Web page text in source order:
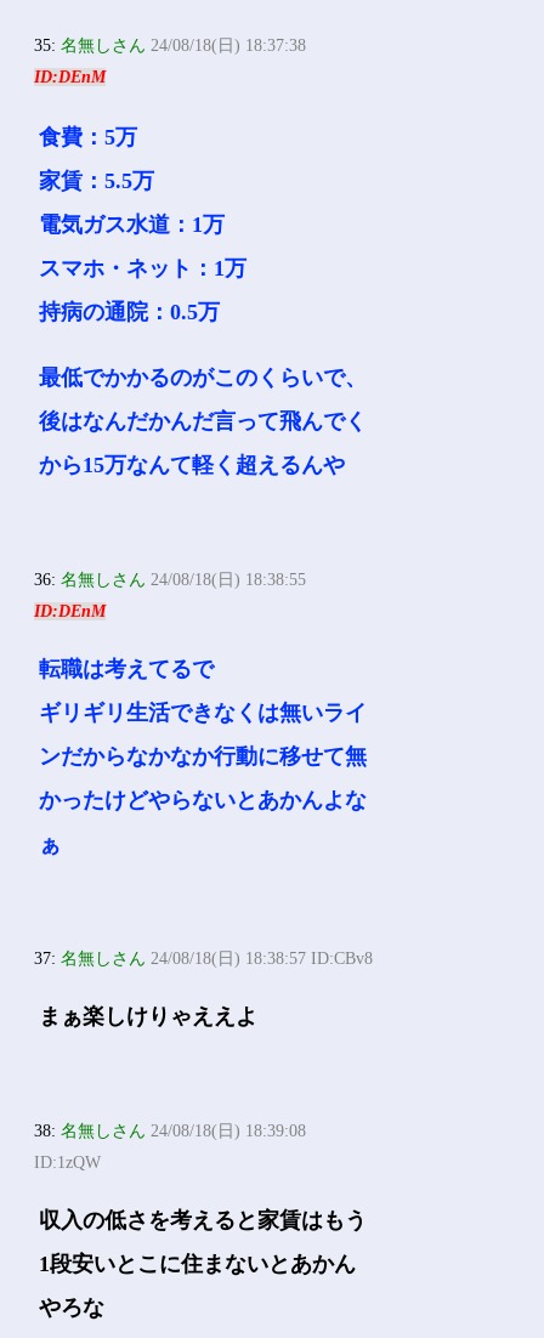
35:名無しさん 24/08/18(日) 18:37:38
ID:DEnM
食費：5万
家賃：5.5万
電気ガス水道：1万
スマホ・ネット：1万
持病の通院：0.5万
最低でかかるのがこのくらいで、
後はなんだかんだ言って飛んでく
から15万なんて軽く超えるんや
36:名無しさん 24/08/18(日) 18:38:55
ID:DEnM
転職は考えてるで
ギリギリ生活できなくは無いライ
ンだからなかなか行動に移せて無
かったけどやらないとあかんよな
ぁ
37:名無しさん 24/08/18(日) 18:38:57 ID:CBv8
まぁ楽しけりゃええよ
38:名無しさん 24/08/18(日) 18:39:08
ID:1zQW
収入の低さを考えると家賃はもう
1段安いとこに住まないとあかん
やろな